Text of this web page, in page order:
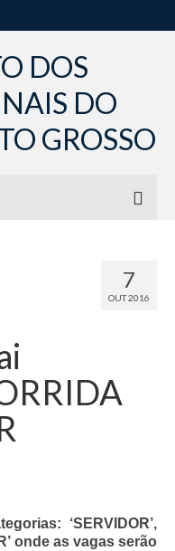
do Estado
Penitenciário
7
OUT 2016
‘SERVIDOR’,
onde as vagas serão